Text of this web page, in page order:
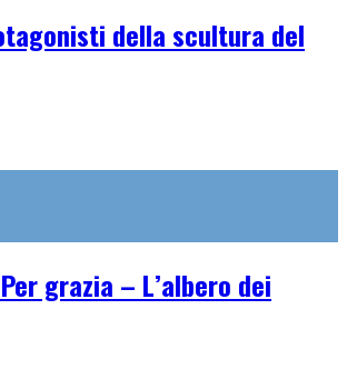
della scultura del
grazia – L’albero dei